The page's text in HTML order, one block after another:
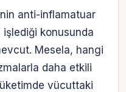
anti-inflamatuar
işlediği konusunda
Mesela, hangi
daha etkili
vücuttaki